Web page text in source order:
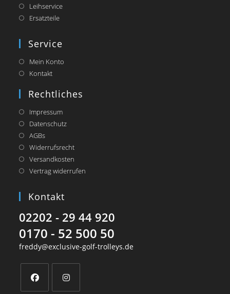
Leihservice
Ersatzteile
Service
Mein Konto
Kontakt
Rechtliches
Impressum
Datenschutz
AGBs
Widerrufsrecht
Versandkosten
Vertrag widerrufen
Kontakt
02202 - 29 44 920
0170 - 52 500 50
freddy@exclusive-golf-trolleys.de